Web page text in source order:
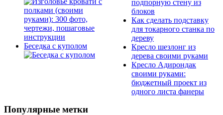
Беседка с куполом
подпорную стену из
блоков
Как сделать подставку
для токарного станка по
дереву
Кресло шезлонг из
дерева своими руками
Кресло Адирондак
своими руками:
бюджетный проект из
одного листа фанеры
Популярные метки